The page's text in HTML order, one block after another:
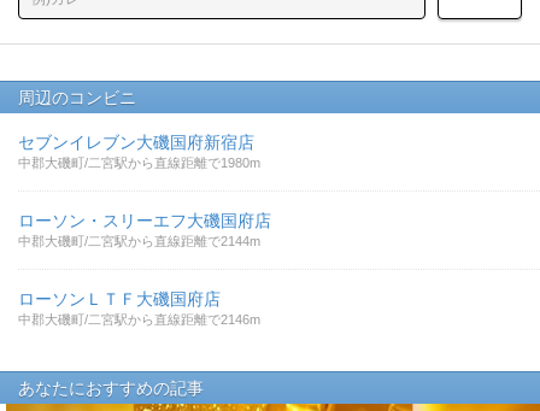
周辺のコンビニ
セブンイレブン大磯国府新宿店
中郡大磯町/二宮駅から直線距離で1980m
ローソン・スリーエフ大磯国府店
中郡大磯町/二宮駅から直線距離で2144m
ローソンＬＴＦ大磯国府店
中郡大磯町/二宮駅から直線距離で2146m
あなたにおすすめの記事